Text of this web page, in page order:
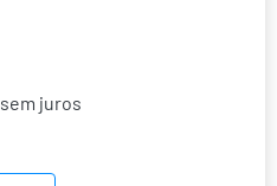
sem juros